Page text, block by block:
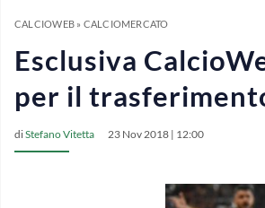
CALCIOWEB» CALCIOMERCATO
Esclusiva
per il
diStefano Vitetta 23 Nov 2018 | 12:00